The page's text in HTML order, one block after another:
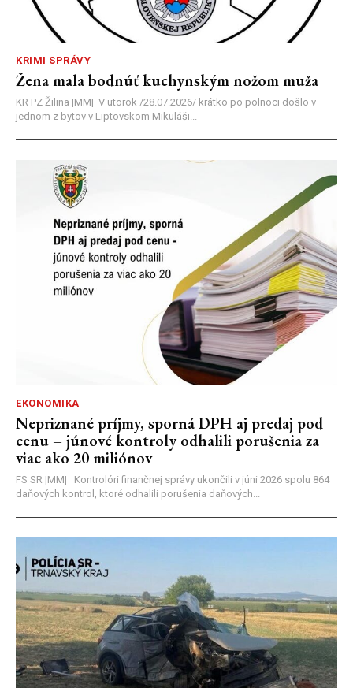
KRIMI SPRÁVY
Žena mala bodnúť kuchynským nožom muža
KR PZ Žilina |MM| V utorok /28.07.2026/ krátko po polnoci došlo v
jednom z bytov v Liptovskom Mikuláši...
EKONOMIKA
Nepriznané príjmy, sporná DPH aj predaj pod
cenu – júnové kontroly odhalili porušenia za
viac ako 20 miliónov
FS SR |MM| Kontrolóri finančnej správy ukončili v júni 2026 spolu 864
daňových kontrol, ktoré odhalili porušenia daňových...